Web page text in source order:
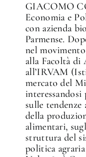
GIACOMO
Economia e
con azienda
Parmense.
nel
alla Facoltà di
all’IRVAM
mercato del
sulle tendenze
della
alimentari,
struttura del
politica